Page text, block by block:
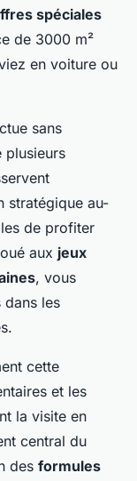
spéciales
de 3000 m²
en voiture ou
sans
plusieurs
stratégique au-
de profiter
aux jeux
, vous
les
cette
et les
la visite en
central du
des formules